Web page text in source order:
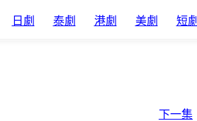
日劇 泰劇 港劇 美劇 短劇
下一集